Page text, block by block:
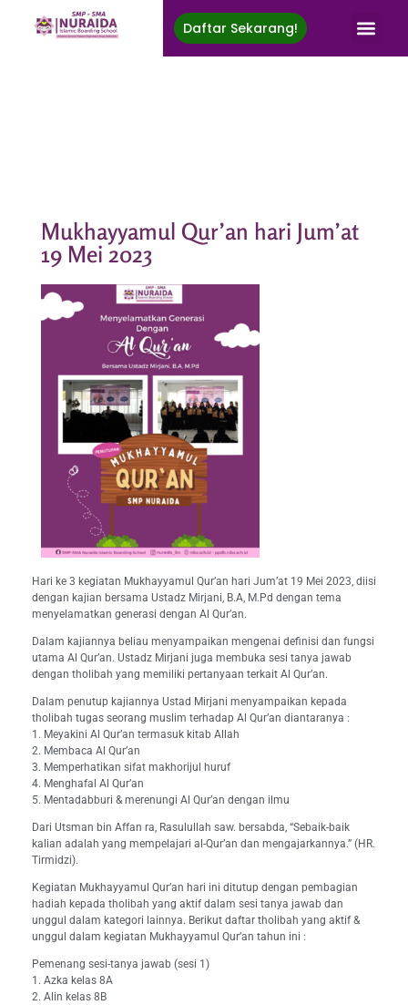
Daftar Sekarang!
Mukhayyamul Qur’an hari Jum’at
19 Mei 2023
Hari ke 3 kegiatan Mukhayyamul Qur’an hari Jum’at 19 Mei 2023, diisi
dengan kajian bersama Ustadz Mirjani, B.A, M.Pd dengan tema
menyelamatkan generasi dengan Al Qur’an.
Dalam kajiannya beliau menyampaikan mengenai definisi dan fungsi
utama Al Qur’an. Ustadz Mirjani juga membuka sesi tanya jawab
dengan tholibah yang memiliki pertanyaan terkait Al Qur’an.
Dalam penutup kajiannya Ustad Mirjani menyampaikan kepada
tholibah tugas seorang muslim terhadap Al Qur’an diantaranya :
1. Meyakini Al Qur’an termasuk kitab Allah
2. Membaca Al Qur’an
3. Memperhatikan sifat makhorijul huruf
4. Menghafal Al Qur’an
5. Mentadabburi & merenungi Al Qur’an dengan ilmu
Dari Utsman bin Affan ra, Rasulullah saw. bersabda, “Sebaik-baik
kalian adalah yang mempelajari al-Qur’an dan mengajarkannya.” (HR.
Tirmidzi).
Kegiatan Mukhayyamul Qur’an hari ini ditutup dengan pembagian
hadiah kepada tholibah yang aktif dalam sesi tanya jawab dan
unggul dalam kategori lainnya. Berikut daftar tholibah yang aktif &
unggul dalam kegiatan Mukhayyamul Qur’an tahun ini :
Pemenang sesi-tanya jawab (sesi 1)
1. Azka kelas 8A
2. Alin kelas 8B